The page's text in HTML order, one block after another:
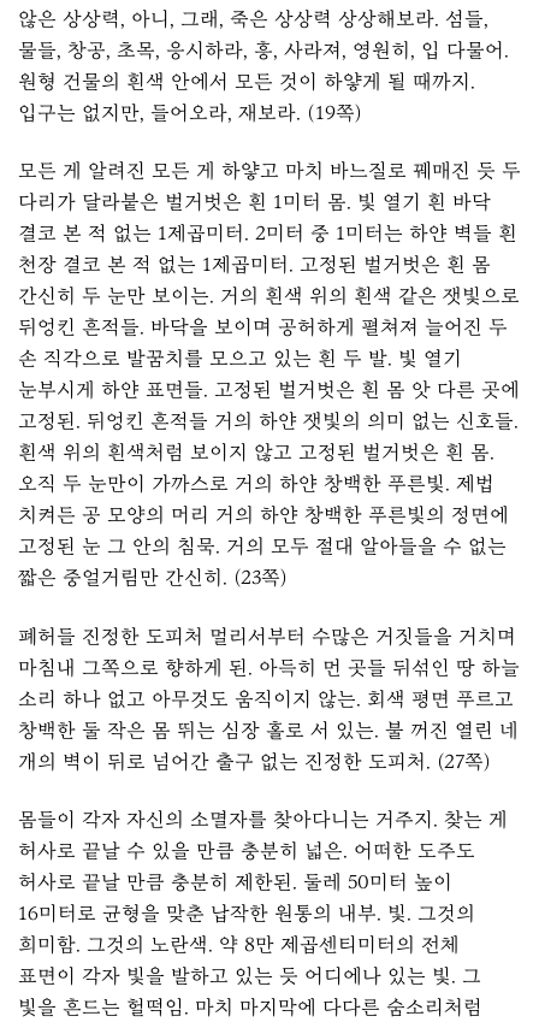
않은 상상력, 아니, 그래, 죽은 상상력 상상해보라. 섬들,
물들, 창공, 초목, 응시하라, 흥, 사라져, 영원히, 입 다물어.
원형 건물의 흰색 안에서 모든 것이 하얗게 될 때까지.
입구는 없지만, 들어오라, 재보라. (19쪽)
모든 게 알려진 모든 게 하얗고 마치 바느질로 꿰매진 듯 두
다리가 달라붙은 벌거벗은 흰 1미터 몸. 빛 열기 흰 바닥
결코 본 적 없는 1제곱미터. 2미터 중 1미터는 하얀 벽들 흰
천장 결코 본 적 없는 1제곱미터. 고정된 벌거벗은 흰 몸
간신히 두 눈만 보이는. 거의 흰색 위의 흰색 같은 잿빛으로
뒤엉킨 흔적들. 바닥을 보이며 공허하게 펼쳐져 늘어진 두
손 직각으로 발꿈치를 모으고 있는 흰 두 발. 빛 열기
눈부시게 하얀 표면들. 고정된 벌거벗은 흰 몸 앗 다른 곳에
고정된. 뒤엉킨 흔적들 거의 하얀 잿빛의 의미 없는 신호들.
흰색 위의 흰색처럼 보이지 않고 고정된 벌거벗은 흰 몸.
오직 두 눈만이 가까스로 거의 하얀 창백한 푸른빛. 제법
치켜든 공 모양의 머리 거의 하얀 창백한 푸른빛의 정면에
고정된 눈 그 안의 침묵. 거의 모두 절대 알아들을 수 없는
짧은 중얼거림만 간신히. (23쪽)
폐허들 진정한 도피처 멀리서부터 수많은 거짓들을 거치며
마침내 그쪽으로 향하게 된. 아득히 먼 곳들 뒤섞인 땅 하늘
소리 하나 없고 아무것도 움직이지 않는. 회색 평면 푸르고
창백한 둘 작은 몸 뛰는 심장 홀로 서 있는. 불 꺼진 열린 네
개의 벽이 뒤로 넘어간 출구 없는 진정한 도피처. (27쪽)
몸들이 각자 자신의 소멸자를 찾아다니는 거주지. 찾는 게
허사로 끝날 수 있을 만큼 충분히 넓은. 어떠한 도주도
허사로 끝날 만큼 충분히 제한된. 둘레 50미터 높이
16미터로 균형을 맞춘 납작한 원통의 내부. 빛. 그것의
희미함. 그것의 노란색. 약 8만 제곱센티미터의 전체
표면이 각자 빛을 발하고 있는 듯 어디에나 있는 빛. 그
빛을 흔드는 헐떡임. 마치 마지막에 다다른 숨소리처럼